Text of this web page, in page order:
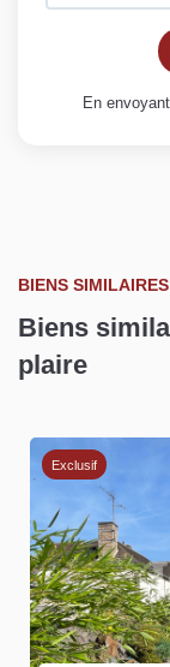
En
BIENS SIMILAIRES
Biens
plaire
Exclusif